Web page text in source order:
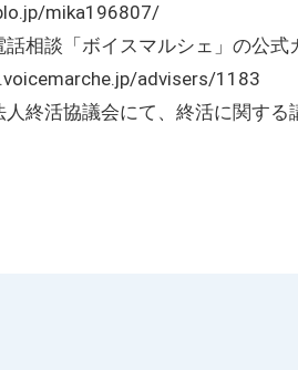
mika196807/
話相談「ボイスマルシェ」の公式
advisers/1183
人終活協議会にて、終活に関する